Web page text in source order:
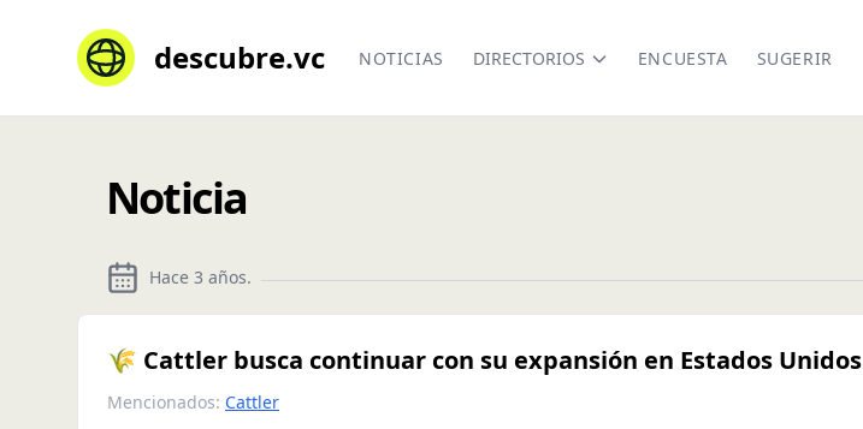
descubre.vc NOTICIAS DIRECTORIOS ENCUESTA SUGERIR
Noticia
Hace 3 años.
🌾 Cattler busca continuar con su expansión en Estados Unidos
Mencionados: Cattler